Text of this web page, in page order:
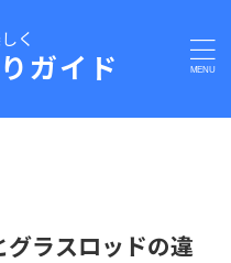
く
ガイド
ラスロッドの違